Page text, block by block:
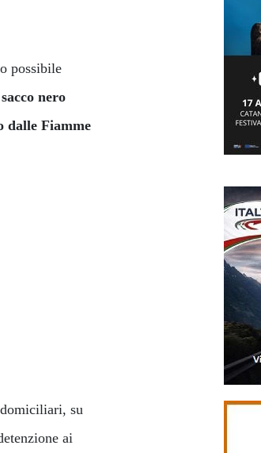
possibile
nero
dalle Fiamme
su
ai